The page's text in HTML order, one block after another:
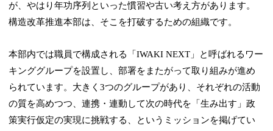
が、やはり年功序列といった慣習や古い考え方があります。
構造改革推進本部は、そこを打破するための組織です。
本部内では職員で構成される「IWAKI NEXT」と呼ばれるワー
キンググループを設置し、部署をまたがって取り組みが進め
られています。大きく3つのグループがあり、それぞれの活動
の質を高めつつ、連携・連動して次の時代を「生み出す」政
策実行仮定の実現に挑戦する、というミッションを掲げてい